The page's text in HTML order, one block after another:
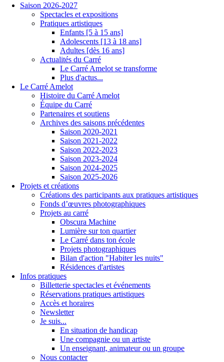
Saison 2026-2027
Spectacles et expositions
Pratiques artistiques
Enfants [5 à 15 ans]
Adolescents [13 à 18 ans]
Adultes [dès 16 ans]
Actualités du Carré
Le Carré Amelot se transforme
Plus d'actus...
Le Carré Amelot
Histoire du Carré Amelot
Équipe du Carré
Partenaires et soutiens
Archives des saisons précédentes
Saison 2020-2021
Saison 2021-2022
Saison 2022-2023
Saison 2023-2024
Saison 2024-2025
Saison 2025-2026
Projets et créations
Créations des participants aux pratiques artistiques
Fonds d’œuvres photographiques
Projets au carré
Obscura Machine
Lumière sur ton quartier
Le Carré dans ton école
Projets photographiques
Bilan d'action "Habiter les nuits"
Résidences d'artistes
Infos pratiques
Billetterie spectacles et événements
Réservations pratiques artistiques
Accès et horaires
Newsletter
Je suis...
En situation de handicap
Une compagnie ou un artiste
Un enseignant, animateur ou un groupe
Nous contacter